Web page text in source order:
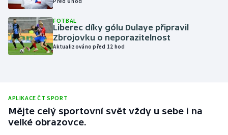
Parasport
Plavání
Rychlobruslení
FOTBAL
Liberec díky gólu Dulaye připravil
Zbrojovku o neporazitelnost
Aktualizováno před 12 hod
APLIKACE ČT SPORT
Mějte celý sportovní svět vždy u sebe i na
velké obrazovce.